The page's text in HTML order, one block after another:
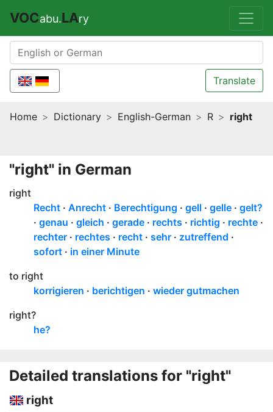
VOCabu.LAry
Translate
Home Dictionary English-German R right
"right" in German
right
Recht
Anrecht Berechtigung gell gelle
gelt?
genau
gleich gerade rechts richtig
rechte
rechter
rechtes recht sehr
zutreffend
sofort
in einer Minute
to right
korrigieren
berichtigen
wieder gutmachen
right?
he?
Detailed translations for "right"
right